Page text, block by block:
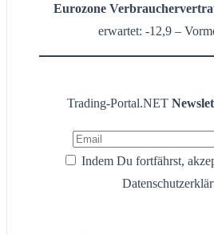
Eurozone
erwartet: -12,9 –
Trading-Portal.NET
Indem Du fortfährst,